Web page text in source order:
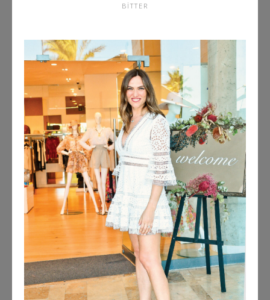
BITTER